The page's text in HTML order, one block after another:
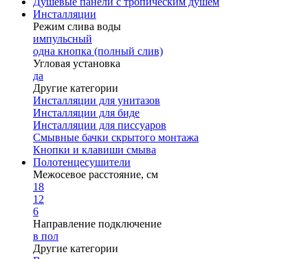
Инсталляции
Режим слива воды
импульсный
одна кнопка (полный слив)
Угловая установка
да
Другие категории
Инсталляции для унитазов
Инсталляции для биде
Инсталляции для писсуаров
Смывные бачки скрытого монтажа
Кнопки и клавиши смыва
Полотенцесушители
Межосевое расстояние, см
18
12
6
Направление подключение
в пол
Другие категории